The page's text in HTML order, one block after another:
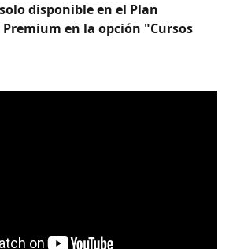
disponible en el Plan
en la opción "Cursos